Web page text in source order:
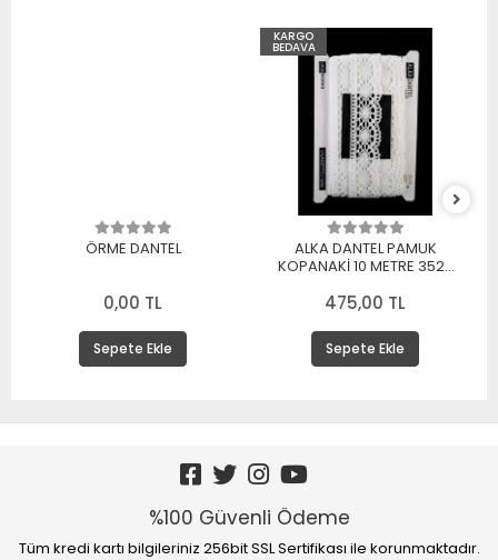
ÖRME DANTEL
0,00 TL
Sepete Ekle
KARGO
BEDAVA
ALKA DANTEL PAMUK
KOPANAKİ 10 METRE 3520
475,00 TL
Sepete Ekle
%100 Güvenli Ödeme
Tüm kredi kartı bilgileriniz 256bit SSL Sertifikası ile korunmaktadır.